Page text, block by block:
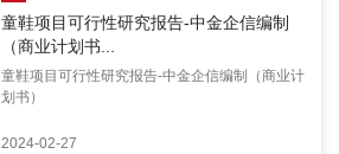
童鞋项目可行性研究报告-中金企信编制
（商业计划书...
童鞋项目可行性研究报告-中金企信编制（商业计
划书）
2024-02-27